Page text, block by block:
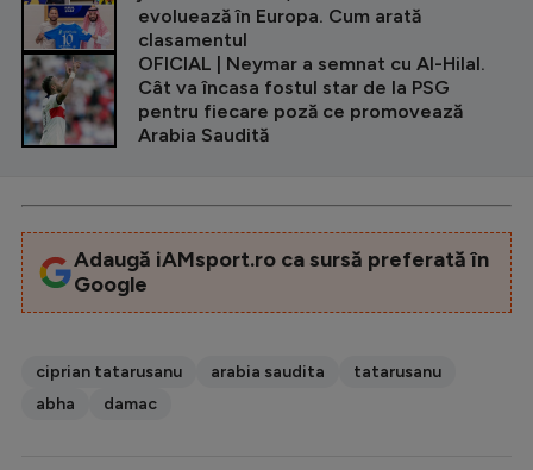
evoluează în Europa. Cum arată
clasamentul
OFICIAL | Neymar a semnat cu Al-Hilal.
Cât va încasa fostul star de la PSG
pentru fiecare poză ce promovează
Arabia Saudită
Adaugă iAMsport.ro ca sursă preferată în
Google
ciprian tatarusanu arabia saudita
tatarusanu
abha
damac